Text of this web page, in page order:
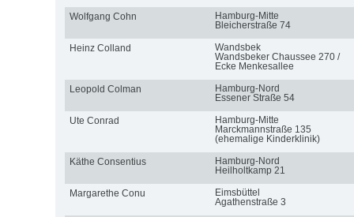
Wolfgang Cohn
Hamburg-Mitte
Bleicherstraße 74
Heinz Colland
Wandsbek
Wandsbeker Chaussee 270 /
Ecke Menkesallee
Leopold Colman
Hamburg-Nord
Essener Straße 54
Ute Conrad
Hamburg-Mitte
Marckmannstraße 135
(ehemalige Kinderklinik)
Käthe Consentius
Hamburg-Nord
Heilholtkamp 21
Margarethe Conu
Eimsbüttel
Agathenstraße 3